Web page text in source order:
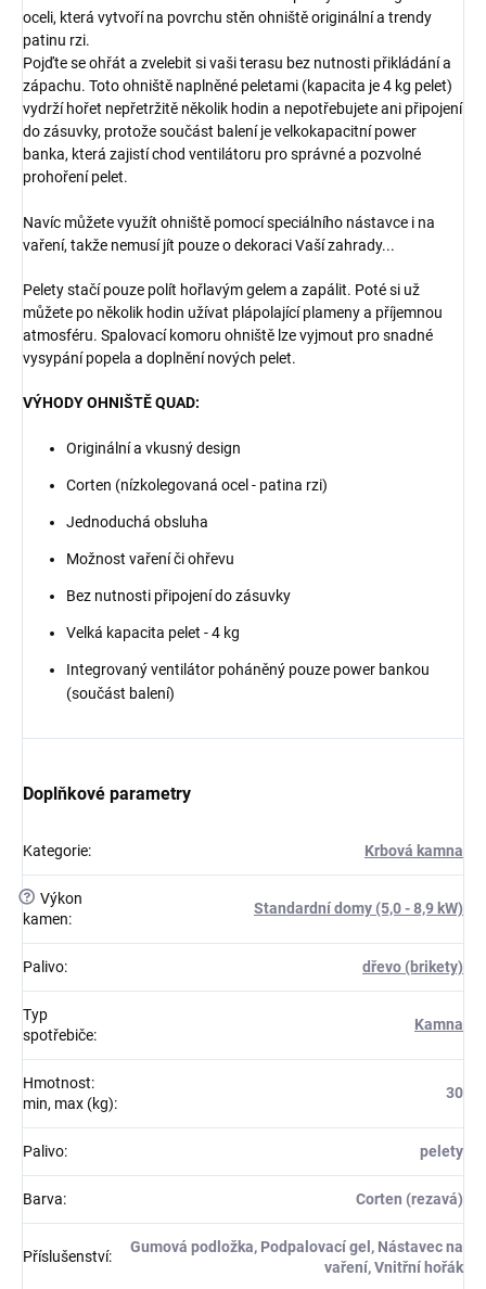
oceli, která vytvoří na povrchu stěn ohniště originální a trendy
patinu rzi.
Pojďte se ohřát a zvelebit si vaši terasu bez nutnosti přikládání a
zápachu. Toto ohniště naplněné peletami (kapacita je 4 kg pelet)
vydrží hořet nepřetržitě několik hodin a nepotřebujete ani připojení
do zásuvky, protože součást balení je velkokapacitní power
banka, která zajistí chod ventilátoru pro správné a pozvolné
prohoření pelet.
Navíc můžete využít ohniště pomocí speciálního nástavce i na
vaření, takže nemusí jít pouze o dekoraci Vaší zahrady...
Pelety stačí pouze polít hořlavým gelem a zapálit. Poté si už
můžete po několik hodin užívat plápolající plameny a příjemnou
atmosféru. Spalovací komoru ohniště lze vyjmout pro snadné
vysypání popela a doplnění nových pelet.
VÝHODY OHNIŠTĚ QUAD:
Originální a vkusný design
Corten (nízkolegovaná ocel - patina rzi)
Jednoduchá obsluha
Možnost vaření či ohřevu
Bez nutnosti připojení do zásuvky
Velká kapacita pelet - 4 kg
Integrovaný ventilátor poháněný pouze power bankou
(součást balení)
Doplňkové parametry
Kategorie: Krbová kamna
? Výkon
kamen:
Standardní domy (5,0 - 8,9 kW)
Palivo: dřevo (brikety)
Typ
spotřebiče:
Kamna
Hmotnost:
min, max (kg):
30
Palivo: pelety
Barva: Corten (rezavá)
Příslušenství:
Gumová podložka, Podpalovací gel, Nástavec na
vaření, Vnitřní hořák